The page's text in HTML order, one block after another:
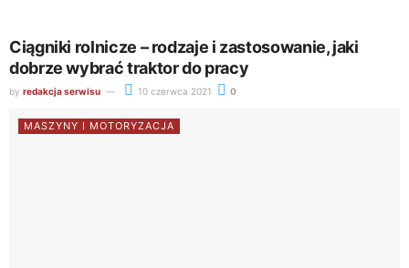
Ciągniki rolnicze – rodzaje i zastosowanie, jaki
dobrze wybrać traktor do pracy
by redakcja serwisu 10 czerwca 2021 0
MASZYNY I MOTORYZACJA